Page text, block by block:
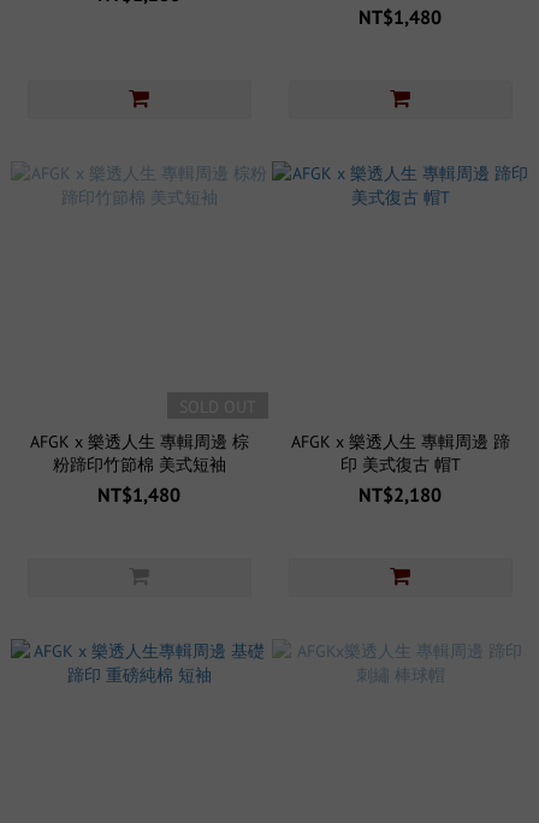
NT$1,480
AFGK x 樂透人生 專輯周邊 棕
粉蹄印竹節棉 美式短袖
NT$1,480
AFGK x 樂透人生 專輯周邊 蹄
印 美式復古 帽T
NT$2,180